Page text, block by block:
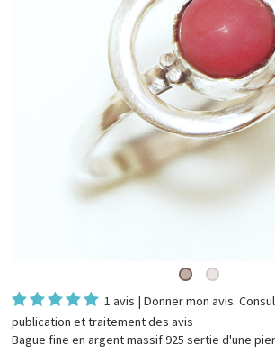
1 avis |Donner mon avis.
publication et traitement des avis
Bague fine en argent massif 925 sertie d'une